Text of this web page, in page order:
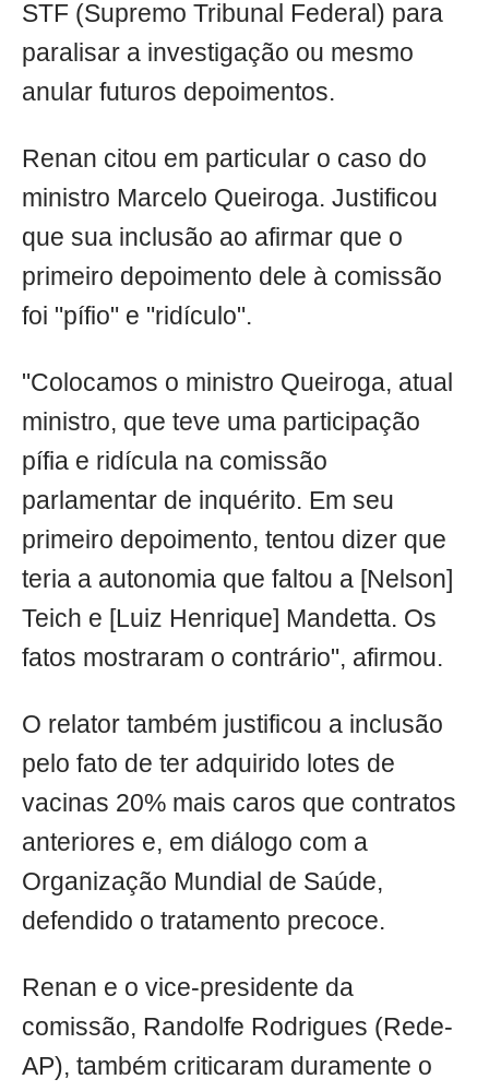
STF (Supremo Tribunal Federal) para
paralisar a investigação ou mesmo
anular futuros depoimentos.
Renan citou em particular o caso do
ministro Marcelo Queiroga. Justificou
que sua inclusão ao afirmar que o
primeiro depoimento dele à comissão
foi "pífio" e "ridículo".
"Colocamos o ministro Queiroga, atual
ministro, que teve uma participação
pífia e ridícula na comissão
parlamentar de inquérito. Em seu
primeiro depoimento, tentou dizer que
teria a autonomia que faltou a [Nelson]
Teich e [Luiz Henrique] Mandetta. Os
fatos mostraram o contrário", afirmou.
O relator também justificou a inclusão
pelo fato de ter adquirido lotes de
vacinas 20% mais caros que contratos
anteriores e, em diálogo com a
Organização Mundial de Saúde,
defendido o tratamento precoce.
Renan e o vice-presidente da
comissão, Randolfe Rodrigues (Rede-
AP), também criticaram duramente o